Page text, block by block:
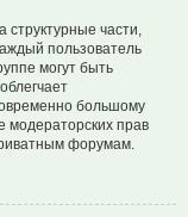
части,
пользователь
могут быть
большому
модераторских прав
форумам.